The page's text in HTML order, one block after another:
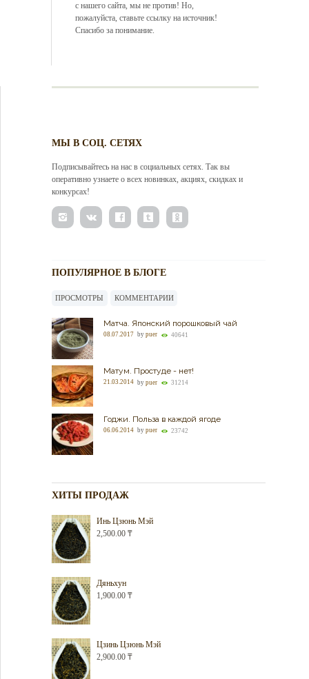
с нашего сайта, мы не против! Но,
пожалуйста, ставьте ссылку на источник!
Спасибо за понимание.
МЫ В СОЦ. СЕТЯХ
Подписывайтесь на нас в социальных сетях. Так вы
оперативно узнаете о всех новинках, акциях, скидках и
конкурсах!
ПОПУЛЯРНОЕ В БЛОГЕ
ПРОСМОТРЫ КОММЕНТАРИИ
Матча. Японский порошковый чай
08.07.2017 by puer 40641
Матум. Простуде - нет!
21.03.2014 by puer 31214
Годжи. Польза в каждой ягоде
06.06.2014 by puer 23742
ХИТЫ ПРОДАЖ
Инь Цзюнь Мэй
2,500.00 ₸
Дяньхун
1,900.00 ₸
Цзинь Цзюнь Мэй
2,900.00 ₸